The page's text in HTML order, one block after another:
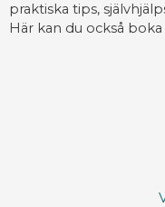
praktiska tips,
Här kan du också